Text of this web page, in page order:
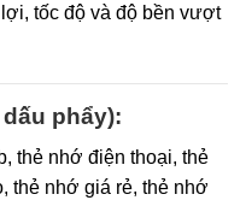
tốc độ và độ bền vượt
phẩy):
thẻ nhớ điện thoại, thẻ
thẻ nhớ giá rẻ, thẻ nhớ